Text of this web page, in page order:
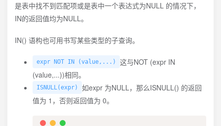
是表中找不到匹配项或是表中一个表达式为NULL 的情况下，
IN的返回值均为NULL。
IN() 语构也可用书写某些类型的子查询。
expr NOT IN (value,...)
这与NOT (expr IN
(value,...))相同。
ISNULL(expr)
如expr 为NULL，那么ISNULL() 的返回
值为 1，否则返回值为 0。